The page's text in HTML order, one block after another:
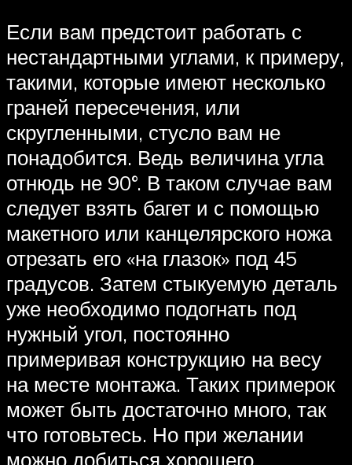
Если вам предстоит работать с
нестандартными углами, к примеру,
такими, которые имеют несколько
граней пересечения, или
скругленными, стусло вам не
понадобится. Ведь величина угла
отнюдь не 90°. В таком случае вам
следует взять багет и с помощью
макетного или канцелярского ножа
отрезать его «на глазок» под 45
градусов. Затем стыкуемую деталь
уже необходимо подогнать под
нужный угол, постоянно
примеривая конструкцию на весу
на месте монтажа. Таких примерок
может быть достаточно много, так
что готовьтесь. Но при желании
можно добиться хорошего